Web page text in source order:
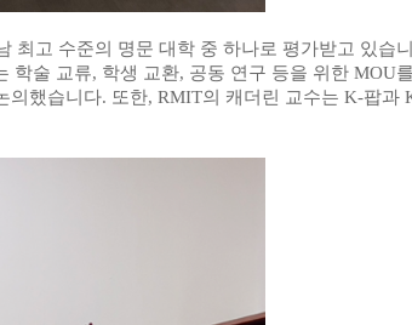
최고 수준의 명문 대학 중 하나로 평가받고 있습
학술 교류, 학생 교환, 공동 연구 등을 위한 MOU
의했습니다. 또한, RMIT의 캐더린 교수는 K-팝과